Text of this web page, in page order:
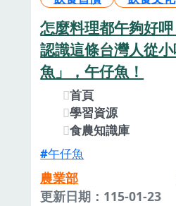
怎麼料理都午夠好
認識這條台灣人從
魚」，午仔魚！
首頁
學習資源
食農知識庫
午仔魚
農業部
更新日期：115-01-23